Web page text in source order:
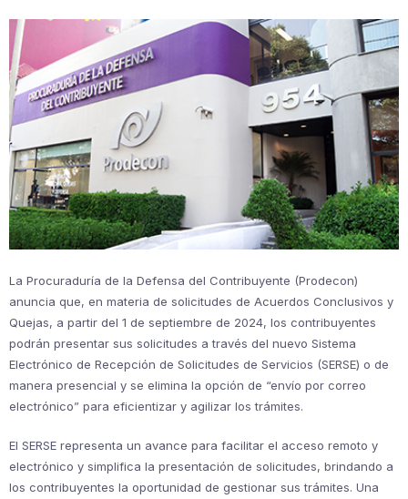
La Procuraduría de la Defensa del Contribuyente (Prodecon)
anuncia que, en materia de solicitudes de Acuerdos Conclusivos y
Quejas, a partir del 1 de septiembre de 2024, los contribuyentes
podrán presentar sus solicitudes a través del nuevo Sistema
Electrónico de Recepción de Solicitudes de Servicios (SERSE) o de
manera presencial y se elimina la opción de “envío por correo
electrónico” para eficientizar y agilizar los trámites.
El SERSE representa un avance para facilitar el acceso remoto y
electrónico y simplifica la presentación de solicitudes, brindando a
los contribuyentes la oportunidad de gestionar sus trámites. Una